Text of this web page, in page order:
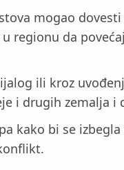
mogao
regionu da
ili kroz
i drugih zemalja i
kako bi se